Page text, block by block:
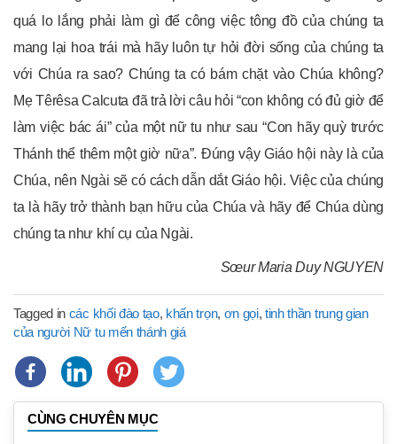
quá lo lắng phải làm gì để công việc tông đồ của chúng ta
mang lại hoa trái mà hãy luôn tự hỏi đời sống của chúng ta
với Chúa ra sao? Chúng ta có bám chặt vào Chúa không?
Mẹ Têrêsa Calcuta đã trả lời câu hỏi “con không có đủ giờ để
làm việc bác ái” của một nữ tu như sau “Con hãy quỳ trước
Thánh thể thêm một giờ nữa”. Đúng vậy Giáo hội này là của
Chúa, nên Ngài sẽ có cách dẫn dắt Giáo hội. Việc của chúng
ta là hãy trở thành bạn hữu của Chúa và hãy để Chúa dùng
chúng ta như khí cụ của Ngài.
Sœur Maria Duy NGUYEN
Tagged in các khối đào tạo, khấn trọn, ơn gọi,tinh thần trung gian
của người Nữ tu mến thánh giá
CÙNG CHUYÊN MỤC